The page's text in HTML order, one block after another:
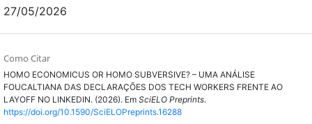
27/05/2026
Como Citar
HOMO ECONOMICUS OR HOMO SUBVERSIVE? – UMA ANÁLISE
FOUCALTIANA DAS DECLARAÇÕES DOS TECH WORKERS FRENTE AO
LAYOFF NO LINKEDIN. (2026). Em SciELO Preprints.
https://doi.org/10.1590/SciELOPreprints.16288